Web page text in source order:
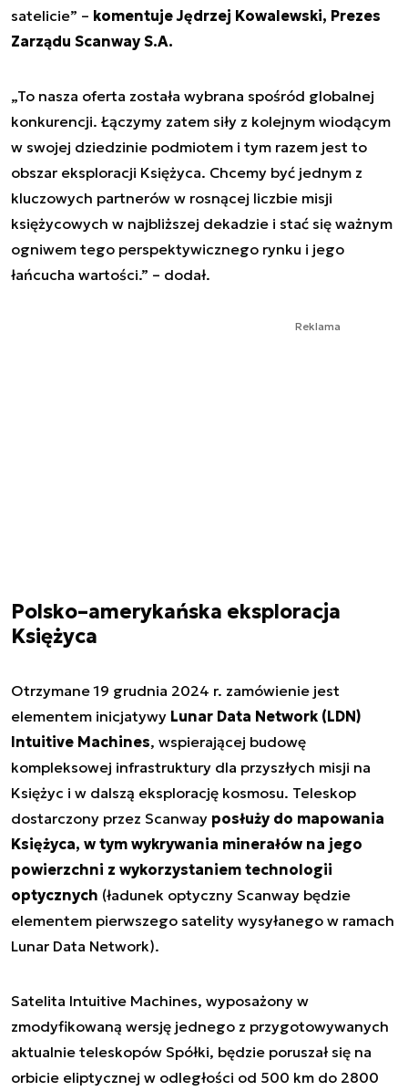
satelicie” – komentuje Jędrzej Kowalewski, Prezes
Zarządu Scanway S.A.
„To nasza oferta została wybrana spośród globalnej
konkurencji. Łączymy zatem siły z kolejnym wiodącym
w swojej dziedzinie podmiotem i tym razem jest to
obszar eksploracji Księżyca. Chcemy być jednym z
kluczowych partnerów w rosnącej liczbie misji
księżycowych w najbliższej dekadzie i stać się ważnym
ogniwem tego perspektywicznego rynku i jego
łańcucha wartości.” – dodał.
Reklama
Polsko–amerykańska eksploracja
Księżyca
Otrzymane 19 grudnia 2024 r. zamówienie jest
elementem inicjatywy Lunar Data Network (LDN)
Intuitive Machines, wspierającej budowę
kompleksowej infrastruktury dla przyszłych misji na
Księżyc i w dalszą eksplorację kosmosu. Teleskop
dostarczony przez Scanway posłuży do mapowania
Księżyca, w tym wykrywania minerałów na jego
powierzchni z wykorzystaniem technologii
optycznych (ładunek optyczny Scanway będzie
elementem pierwszego satelity wysyłanego w ramach
Lunar Data Network).
Satelita Intuitive Machines, wyposażony w
zmodyfikowaną wersję jednego z przygotowywanych
aktualnie teleskopów Spółki, będzie poruszał się na
orbicie eliptycznej w odległości od 500 km do 2800